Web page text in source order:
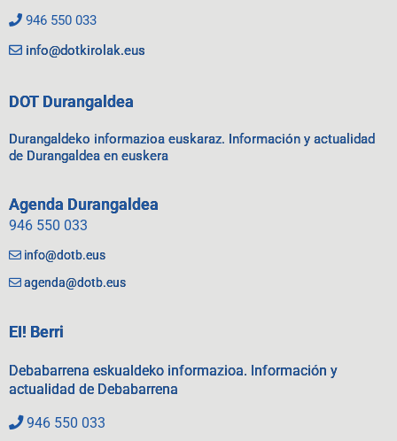
946 550 033
info@dotkirolak.eus
DOT Durangaldea
Durangaldeko informazioa euskaraz. Información y actualidad
de Durangaldea en euskera
Agenda Durangaldea
946 550 033
info@dotb.eus
agenda@dotb.eus
EI! Berri
Debabarrena eskualdeko informazioa. Información y
actualidad de Debabarrena
946 550 033